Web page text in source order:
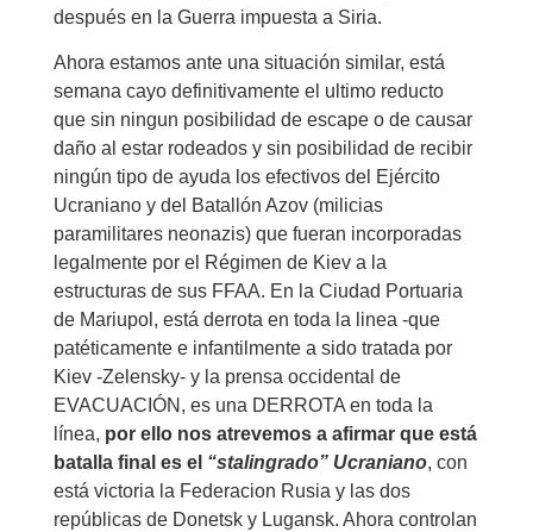
después en la Guerra impuesta a Siria.
Ahora estamos ante una situación similar, está
semana cayo definitivamente el ultimo reducto
que sin ningun posibilidad de escape o de causar
daño al estar rodeados y sin posibilidad de recibir
ningún tipo de ayuda los efectivos del Ejército
Ucraniano y del Batallón Azov (milicias
paramilitares neonazis) que fueran incorporadas
legalmente por el Régimen de Kiev a la
estructuras de sus FFAA. En la Ciudad Portuaria
de Mariupol, está derrota en toda la linea -que
patéticamente e infantilmente a sido tratada por
Kiev -Zelensky- y la prensa occidental de
EVACUACIÓN, es una DERROTA en toda la
línea, por ello nos atrevemos a afirmar que está
batalla final es el “stalingrado” Ucraniano, con
está victoria la Federacion Rusia y las dos
repúblicas de Donetsk y Lugansk. Ahora controlan